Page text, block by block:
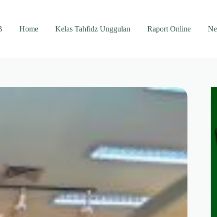
Home Kelas Tahfidz Unggulan Raport Online